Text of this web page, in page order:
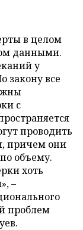
в целом
данными.
у
закону все
с
проводить
причем они
объему.
хоть
–
проблем